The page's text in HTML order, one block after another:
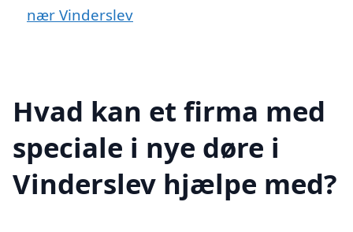
nær Vinderslev
Hvad kan et firma med
speciale i nye døre i
Vinderslev hjælpe med?